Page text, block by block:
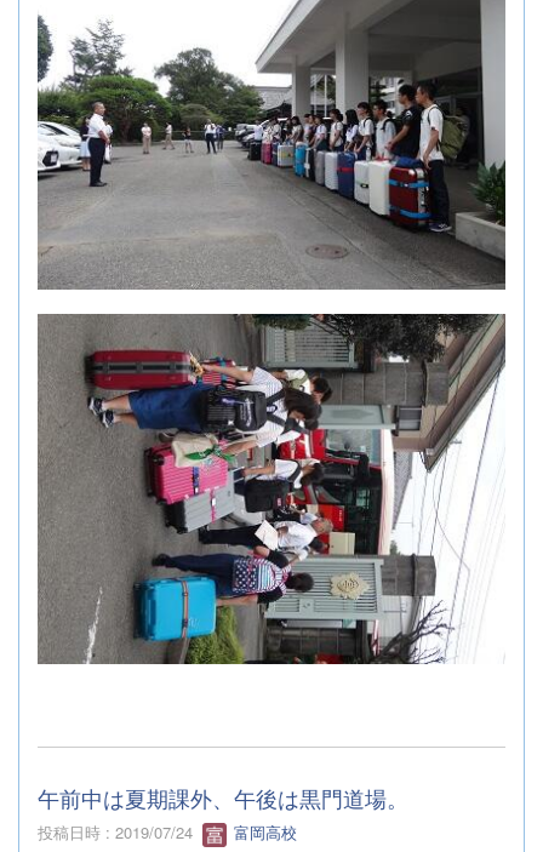
午前中は夏期課外、午後は黒門道場。
投稿日時 : 2019/07/24 富岡高校